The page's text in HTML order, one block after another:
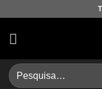
content
Pesquisar
por: